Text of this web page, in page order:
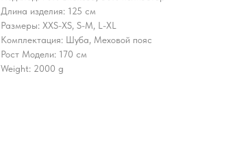
Длина изделия: 125 см
Размеры: XXS-XS, S-M, L-XL
Комплектация: Шуба, Меховой пояс
Рост Модели: 170 см
Weight: 2000 g